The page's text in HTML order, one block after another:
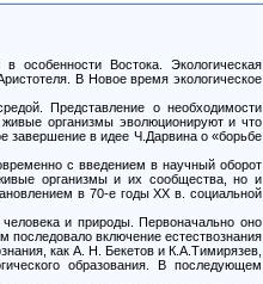
особенности Востока. Экологическая
В Новое время экологическое
Представление о необходимости
организмы эволюционируют и что
завершение в идее Ч.Дарвина о «борьбе
с введением в научный оборот
организмы и их сообщества, но и
в 70-е годы XX в. социальной
и природы. Первоначально оно
последовало включение естествознания
как А. Н. Бекетов и К.А.Тимирязев,
образования. В последующем